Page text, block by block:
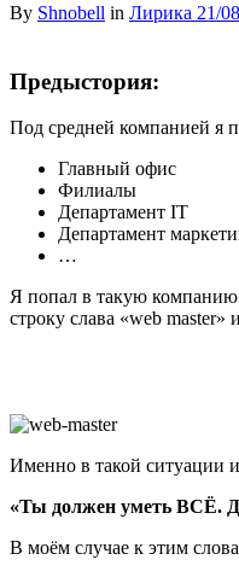
By Shnobell in Лирика 21/
Предыстория:
Под средней компанией я
Главный офис
Филиалы
Департамент IT
Департамент
…
Я попал в такую компанию
строку слава «web
Именно в такой ситуации
«Ты должен уметь ВСЁ.
В моём случае к этим